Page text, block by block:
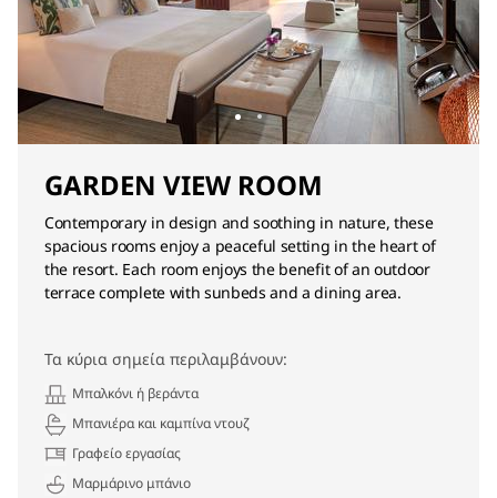
GARDEN VIEW ROOM
Contemporary in design and soothing in nature, these
spacious rooms enjoy a peaceful setting in the heart of
the resort. Each room enjoys the benefit of an outdoor
terrace complete with sunbeds and a dining area.
Τα κύρια σημεία περιλαμβάνουν:
Μπαλκόνι ή βεράντα
Μπανιέρα και καμπίνα ντουζ
Γραφείο εργασίας
Μαρμάρινο μπάνιο